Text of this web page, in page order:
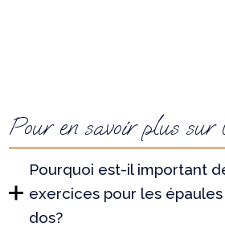
Pour en savoir plus sur
Pourquoi est-il important
exercices pour les
dos?